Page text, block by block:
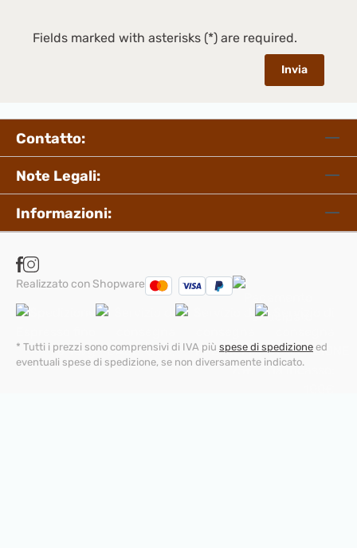
Fields marked with asterisks (*) are required.
Invia
Contatto:
Note Legali:
Informazioni:
Realizzato con Shopware
* Tutti i prezzi sono comprensivi di IVA più spese di spedizione ed
eventuali spese di spedizione, se non diversamente indicato.